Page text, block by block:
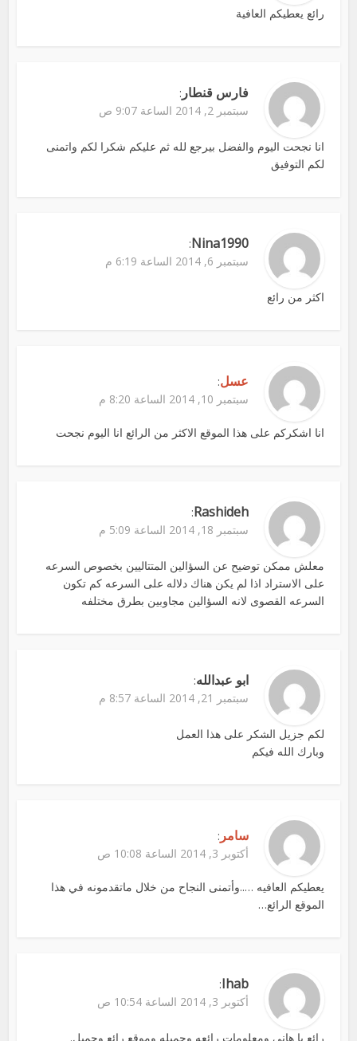
رائع يعطيكم العافية
فارس قنطار :
سبتمبر 2, 2014 الساعة 9:07 ص
انا نجحت اليوم والفضل بيرجع لله ثم عليكم شكرا لكم واتمنى
لكم التوفيق
Nina1990
:
سبتمبر 6, 2014 الساعة 6:19 م
اكثر من رائع
عسل:
سبتمبر 10, 2014 الساعة 8:20 م
انا اشكركم على هذا الموقع الاكثر من الرائع انا اليوم نجحت
Rashideh
:
سبتمبر 18, 2014 الساعة 5:09 م
معلش ممكن توضيح عن السؤالين المتتاليين بخصوص السرعه
على الاستراد اذا لم يكن هناك دلاله على السرعه كم تكون
السرعه القصوى لانه السؤالين مجاوبين بطرق مختلفه
ابو عبدالله:
سبتمبر 21, 2014 الساعة 8:57 م
لكم جزيل الشكر على هذا العمل
وبارك الله فيكم
سامر :
أكتوبر 3, 2014 الساعة 10:08 ص
يعطيكم العافيه …..وأتمنى النجاح من خلال ماتقدمونه في هذا
الموقع الرائع…
Ihab
:
أكتوبر 3, 2014 الساعة 10:54 ص
رائع يا هاني ومعلومات رائعه وجميله وموقع رائع وجميل.